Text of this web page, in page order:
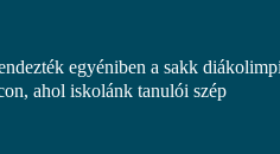
egyéniben a sakk
ahol iskolánk tanulói szép